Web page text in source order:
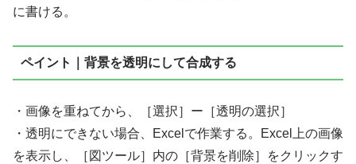
に書ける。
ペイント｜背景を透明にして合成する
・画像を重ねてから、［選択］ー［透明の選択］
・透明にできない場合、Excelで作業する。Excel上の画像
を表示し、［図ツール］内の［背景を削除］をクリックす